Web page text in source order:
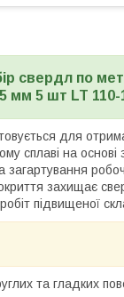
свердл по
мм 5 шт LT 110-
для
сплаві на
загартування
захищає
підвищеної
та гладких